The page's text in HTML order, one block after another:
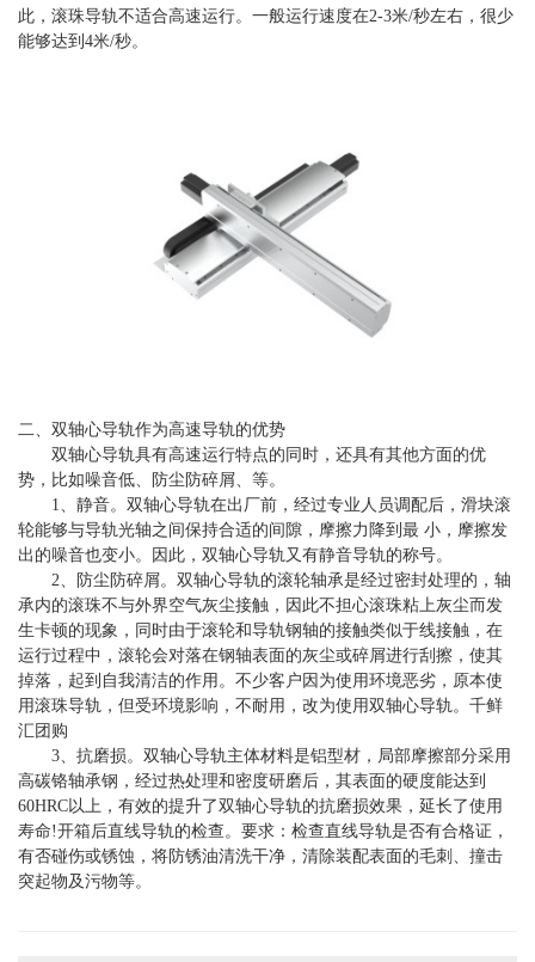
此，滚珠导轨不适合高速运行。一般运行速度在2-3米/秒左右，很少
能够达到4米/秒。
二、双轴心导轨作为高速导轨的优势
双轴心导轨具有高速运行特点的同时，还具有其他方面的优
势，比如噪音低、防尘防碎屑、等。
1、静音。双轴心导轨在出厂前，经过专业人员调配后，滑块滚
轮能够与导轨光轴之间保持合适的间隙，摩擦力降到最 小，摩擦发
出的噪音也变小。因此，双轴心导轨又有静音导轨的称号。
2、防尘防碎屑。双轴心导轨的滚轮轴承是经过密封处理的，轴
承内的滚珠不与外界空气灰尘接触，因此不担心滚珠粘上灰尘而发
生卡顿的现象，同时由于滚轮和导轨钢轴的接触类似于线接触，在
运行过程中，滚轮会对落在钢轴表面的灰尘或碎屑进行刮擦，使其
掉落，起到自我清洁的作用。不少客户因为使用环境恶劣，原本使
用滚珠导轨，但受环境影响，不耐用，改为使用双轴心导轨。千鲜
汇团购
3、抗磨损。双轴心导轨主体材料是铝型材，局部摩擦部分采用
高碳铬轴承钢，经过热处理和密度研磨后，其表面的硬度能达到
60HRC以上，有效的提升了双轴心导轨的抗磨损效果，延长了使用
寿命!开箱后直线导轨的检查。要求：检查直线导轨是否有合格证，
有否碰伤或锈蚀，将防锈油清洗干净，清除装配表面的毛刺、撞击
突起物及污物等。